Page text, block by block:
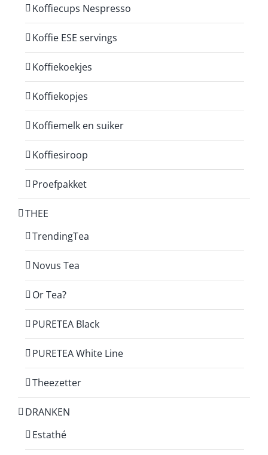
Koffiecups Nespresso
Koffie ESE servings
Koffiekoekjes
Koffiekopjes
Koffiemelk en suiker
Koffiesiroop
Proefpakket
THEE
TrendingTea
Novus Tea
Or Tea?
PURETEA Black
PURETEA White Line
Theezetter
DRANKEN
Estathé